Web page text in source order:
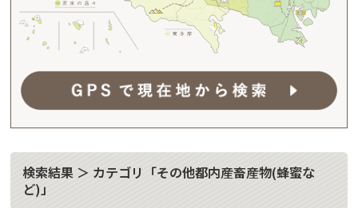
検索結果 ＞ カテゴリ「その他都内産畜産物(蜂蜜な
ど)」